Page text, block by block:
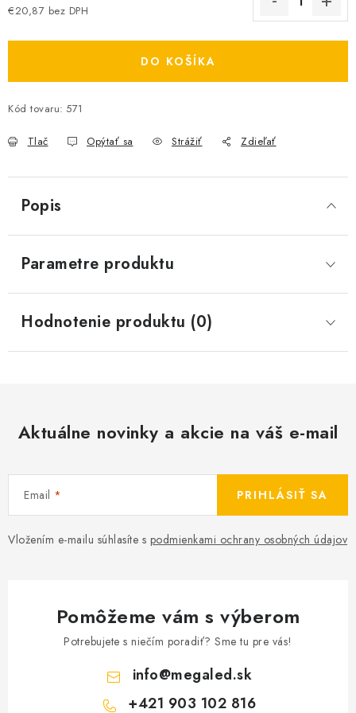
€20,87 bez DPH
DO KOŠÍKA
Kód tovaru: 571
Tlač Opýtať sa Strážiť Zdieľať
Popis
Parametre produktu
Hodnotenie produktu (0)
Aktuálne novinky a akcie na váš e-mail
Email
Vložením e-mailu súhlasíte s podmienkami ochrany osobných údajov
PRIHLÁSIŤ SA
Pomôžeme vám s výberom
Potrebujete s niečím poradiť? Sme tu pre vás!
info@megaled.sk
+421 903 102 816